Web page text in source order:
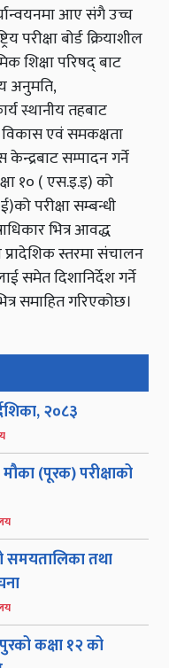
आए संगै उच्च
परीक्षा बोर्ड क्रियाशील
शिक्षा परिषद् बाट
अनुमति,
स्थानीय तहबाट
विकास एवं समकक्षता
केन्द्रबाट सम्पादन गर्ने
१० ( एस.इ.इ) को
परीक्षा सम्बन्धी
भित्र आवद्ध
प्रादेशिक स्तरमा संचालन
समेत दिशानिर्देश गर्ने
समाहित गरिएकोछ।
२०८३
(पूरक) परीक्षाको
समयतालिका तथा
कक्षा १२ को